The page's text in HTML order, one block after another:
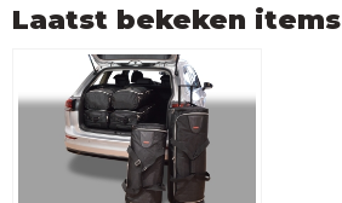
Laatst bekeken items